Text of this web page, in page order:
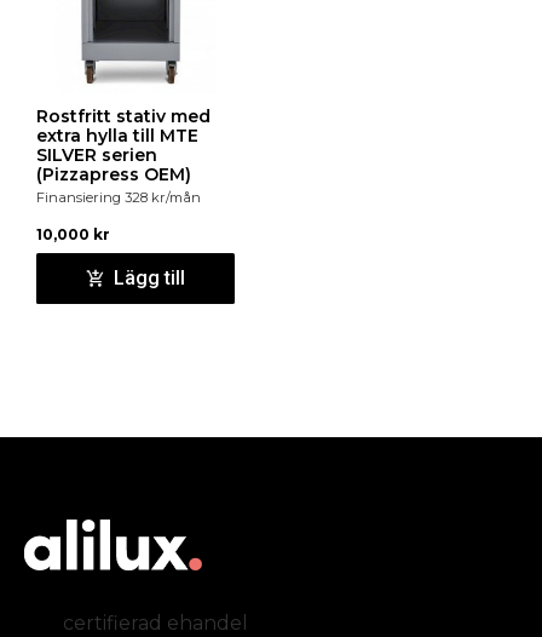
Rostfritt stativ med
extra hylla till MTE
SILVER serien
(Pizzapress OEM)
Finansiering 328 kr/mån
10,000 kr
Lägg till
certifierad ehandel